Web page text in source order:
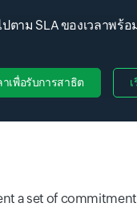
าม SLA ของเวลาพร้
เพื่อรับการสาธิต
a set of